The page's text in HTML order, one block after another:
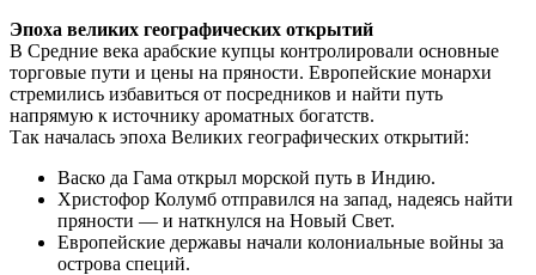
Эпоха великих географических открытий
В Средние века арабские купцы контролировали основные
торговые пути и цены на пряности. Европейские монархи
стремились избавиться от посредников и найти путь
напрямую к источнику ароматных богатств.
Так началась эпоха Великих географических открытий:
Васко да Гама открыл морской путь в Индию.
Христофор Колумб отправился на запад, надеясь найти
пряности — и наткнулся на Новый Свет.
Европейские державы начали колониальные войны за
острова специй.